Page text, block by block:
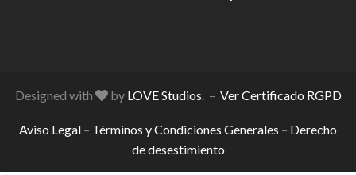
Designed with by LOVE Studios . – Ver Certificado RGPD
Aviso Legal – Términos y Condiciones Generales – Derecho
de desestimiento